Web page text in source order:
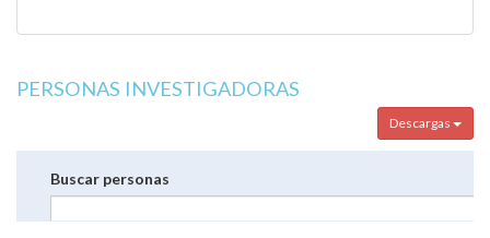
PERSONAS INVESTIGADORAS
Descargas
Buscar personas